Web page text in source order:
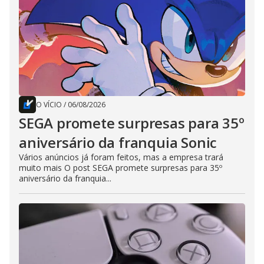
O VÍCIO / 06/08/2026
SEGA promete surpresas para 35º
aniversário da franquia Sonic
Vários anúncios já foram feitos, mas a empresa trará
muito mais O post SEGA promete surpresas para 35º
aniversário da franquia...